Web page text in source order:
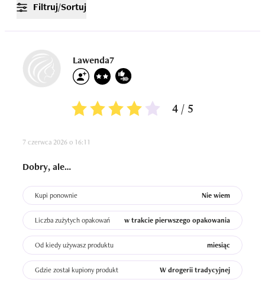
Filtruj/Sortuj
Lawenda7
4 / 5
7 czerwca 2026 o 16:11
Dobry, ale…
Kupi ponownie Nie wiem
Liczba zużytych opakowań w trakcie pierwszego opakowania
Od kiedy używasz produktu miesiąc
Gdzie został kupiony produkt W drogerii tradycyjnej